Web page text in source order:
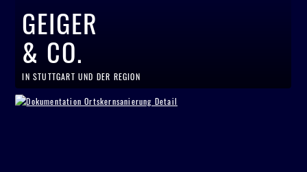
GEIGER
& CO.
IN STUTTGART UND DER REGION